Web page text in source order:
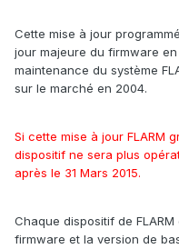
Cette mise à jour
jour majeure du firmware
maintenance du système
sur le marché en 2004.
Si cette mise à jour FLARM
dispositif ne sera plus
après le 31 Mars 2015.
Chaque dispositif de
firmware et la version de